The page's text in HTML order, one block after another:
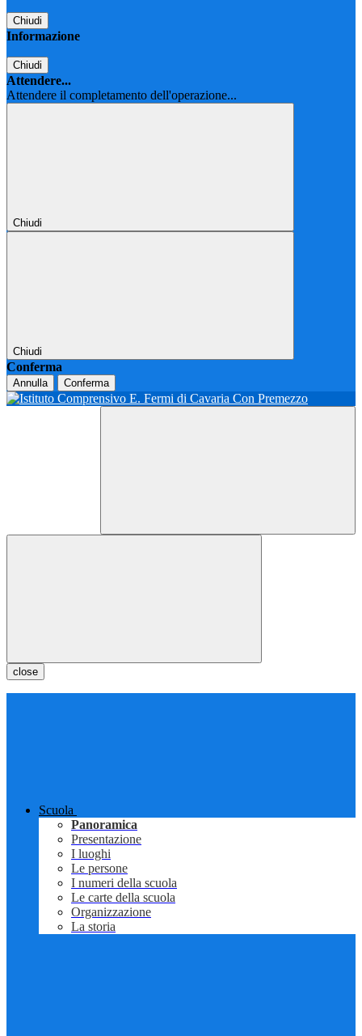
Chiudi
Informazione
Chiudi
Attendere...
Attendere il completamento dell'operazione...
Chiudi
Chiudi
Conferma
Annulla Conferma
close
Scuola
Panoramica
Presentazione
I luoghi
Le persone
I numeri della scuola
Le carte della scuola
Organizzazione
La storia